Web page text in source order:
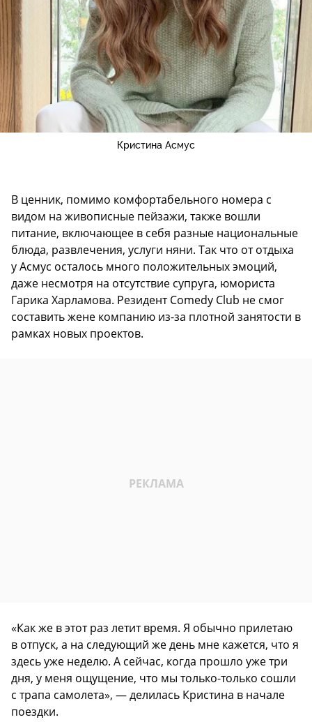
Кристина Асмус
В ценник, помимо комфортабельного номера с
видом на живописные пейзажи, также вошли
питание, включающее в себя разные национальные
блюда, развлечения, услуги няни. Так что от отдыха
у Асмус осталось много положительных эмоций,
даже несмотря на отсутствие супруга, юмориста
Гарика Харламова. Резидент Comedy Club не смог
составить жене компанию из-за плотной занятости в
рамках новых проектов.
«Как же в этот раз летит время. Я обычно прилетаю
в отпуск, а на следующий же день мне кажется, что я
здесь уже неделю. А сейчас, когда прошло уже три
дня, у меня ощущение, что мы только-только сошли
с трапа самолета», — делилась Кристина в начале
поездки.